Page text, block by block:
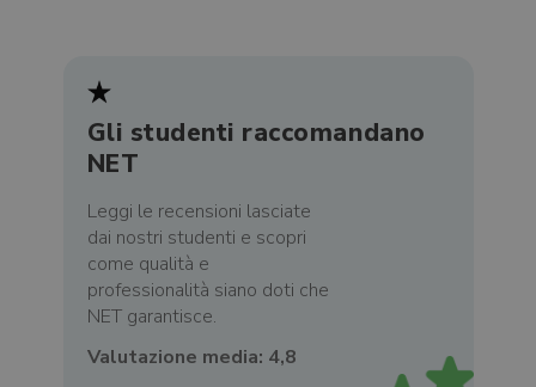
Gli studenti raccomandano
NET
Leggi le recensioni lasciate
dai nostri studenti e scopri
come qualità e
professionalità siano doti che
NET garantisce.
Valutazione media: 4,8